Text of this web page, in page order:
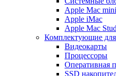
Apple Mac mini
Apple iMac
Apple Mac
Комплектующие
Видеокарты
Процессоры
Оперативная
SSD